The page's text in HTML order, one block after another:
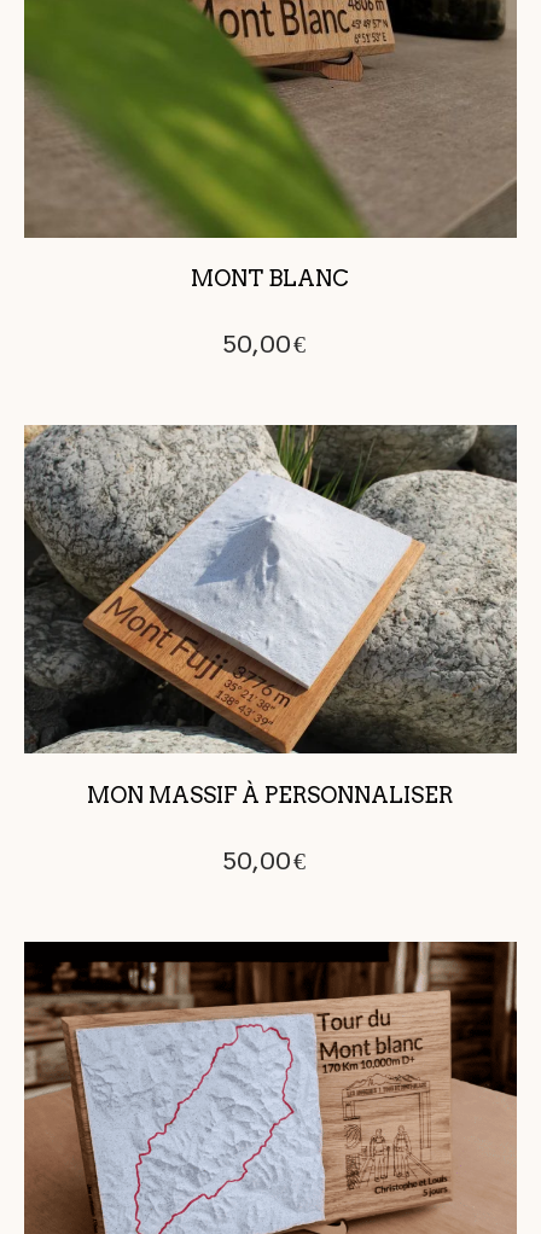
MONT BLANC
50,00€
MON MASSIF À PERSONNALISER
50,00€